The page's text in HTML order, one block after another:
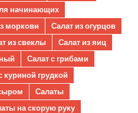
начинающих
моркови
Салат из огурцов
из свеклы
Салат из яиц
Салат с грибами
куриной грудкой
Салаты
на скорую руку